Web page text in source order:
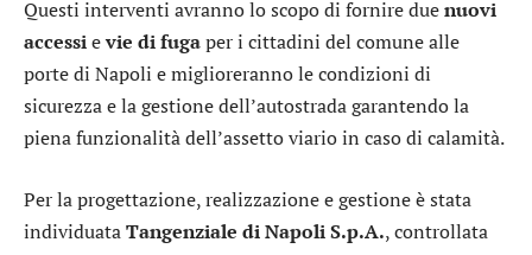
Questi interventi avranno lo scopo di fornire duenuovi
accessievie di fugaper i cittadini del comune alle
porte di Napoli e miglioreranno le condizioni di
sicurezza e la gestione dell’autostrada garantendo la
piena funzionalità dell’assetto viario in caso di calamità.
Per la progettazione, realizzazione e gestione è stata
individuataTangenziale di Napoli S.p.A., controllata